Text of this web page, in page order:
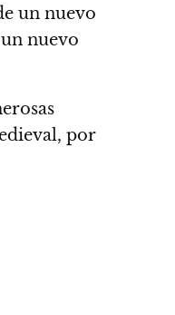
un nuevo
nuevo
, por